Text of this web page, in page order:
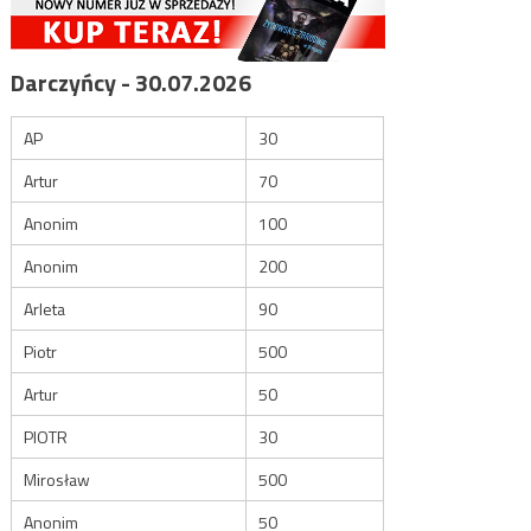
Darczyńcy - 30.07.2026
AP
30
Artur
70
Anonim
100
Anonim
200
Arleta
90
Piotr
500
Artur
50
PIOTR
30
Mirosław
500
Anonim
50